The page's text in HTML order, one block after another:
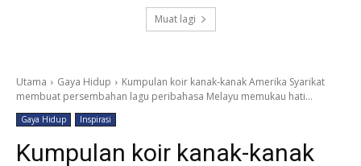
Muat lagi